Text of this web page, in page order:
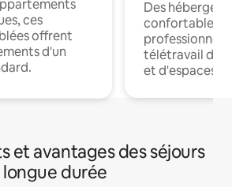
ces
offrent
d'un
Des
confortables
professionnels
télétravail
et d'espaces
et avantages des séjours
longue durée